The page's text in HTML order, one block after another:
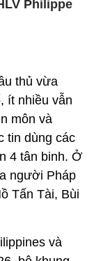
Philippe
thủ vừa
ít nhiều vẫn
môn và
tin dùng các
4 tân binh. Ở
người Pháp
Tấn Tài, Bùi
và